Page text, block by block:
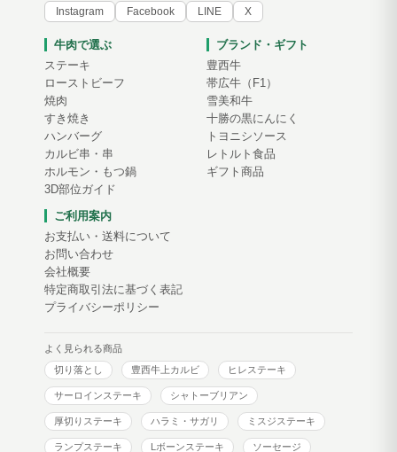
Instagram Facebook LINE X
牛肉で選ぶ
ステーキ
ローストビーフ
焼肉
すき焼き
ハンバーグ
カルビ串・串
ホルモン・もつ鍋
3D部位ガイド
ブランド・ギフト
豊西牛
帯広牛（F1）
雪美和牛
十勝の黒にんにく
トヨニシソース
レトルト食品
ギフト商品
ご利用案内
お支払い・送料について
お問い合わせ
会社概要
特定商取引法に基づく表記
プライバシーポリシー
よく見られる商品
切り落とし
豊西牛上カルビ ヒレステーキ
サーロインステーキ シャトーブリアン
厚切りステーキ ハラミ・サガリ ミスジステーキ
ランプステーキ Lボーンステーキ ソーセージ